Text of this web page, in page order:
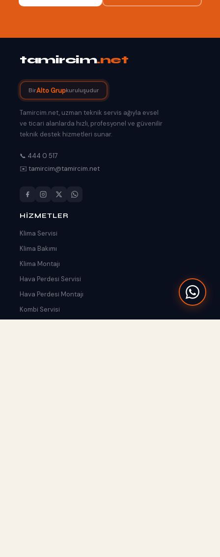
tamircim.net
BirAlto Grupkuruluşudur
Tamircim.net, uzman teknik servis ağıyla evsel
ve ticari alanlarda hızlı, profesyonel ve güvenilir
teknik destek hizmetleri sunar.
📞 444 0 517
✉️ tamircim@tamircim.net
HIZMETLER
Klima Servisi
Klima Bakımı
Klima Montajı
Hava Perdesi Servisi
Hava Perdesi Montajı
Kombi Servisi